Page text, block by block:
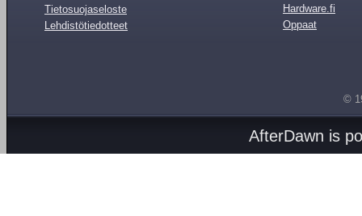
Tietosuojaseloste
Lehdistötiedotteet
Hardware.fi
Oppaat
©
AfterDawn is